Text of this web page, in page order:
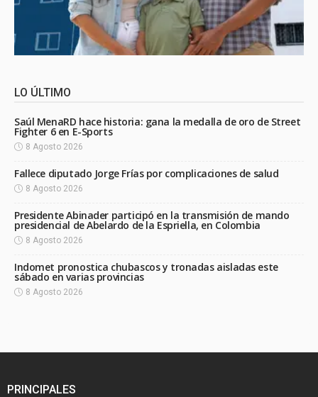
LO ÚLTIMO
Saúl MenaRD hace historia: gana la medalla de oro de Street
Fighter 6 en E-Sports
8 Agosto 2026
Fallece diputado Jorge Frías por complicaciones de salud
8 Agosto 2026
Presidente Abinader participó en la transmisión de mando
presidencial de Abelardo de la Espriella, en Colombia
8 Agosto 2026
Indomet pronostica chubascos y tronadas aisladas este
sábado en varias provincias
8 Agosto 2026
PRINCIPALES